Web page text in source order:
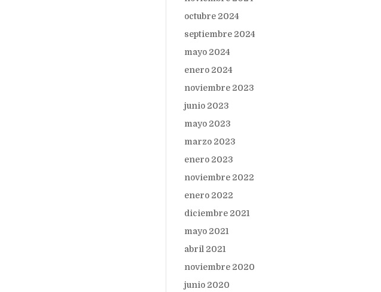
octubre 2024
septiembre 2024
mayo 2024
enero 2024
noviembre 2023
junio 2023
mayo 2023
marzo 2023
enero 2023
noviembre 2022
enero 2022
diciembre 2021
mayo 2021
abril 2021
noviembre 2020
junio 2020